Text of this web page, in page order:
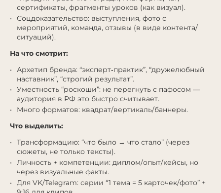
сертификаты, фрагменты уроков (как визуал).
Соцдоказательство: выступления, фото с
мероприятий, команда, отзывы (в виде контента/
ситуаций).
На что смотрит:
Архетип бренда: “эксперт‑практик”, “дружелюбный
наставник”, “строгий результат”.
Уместность “роскоши”: не перегнуть с пафосом —
аудитория в РФ это быстро считывает.
Много форматов: квадрат/вертикаль/баннеры.
Что выделить:
Трансформацию: “что было → что стало” (через
сюжеты, не только тексты).
Личность + компетенции: диплом/опыт/кейсы, но
через визуальные факты.
Для VK/Telegram: серии “1 тема = 5 карточек/фото” +